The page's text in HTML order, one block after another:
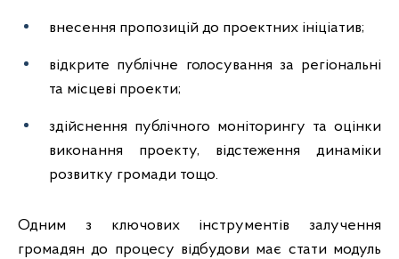
внесення пропозицій до проектних ініціатив;
відкрите публічне голосування за регіональні
та місцеві проекти;
здійснення публічного моніторингу та оцінки
виконання проекту, відстеження динаміки
розвитку громади тощо.
Одним з ключових інструментів залучення
громадян до процесу відбудови має стати модуль